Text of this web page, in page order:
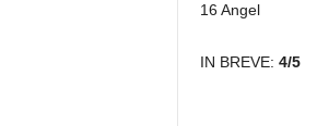
16 Angel
IN BREVE: 4/5